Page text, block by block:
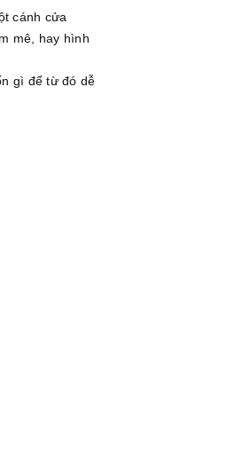
cánh cửa
mê, hay hình
gì để từ đó dễ